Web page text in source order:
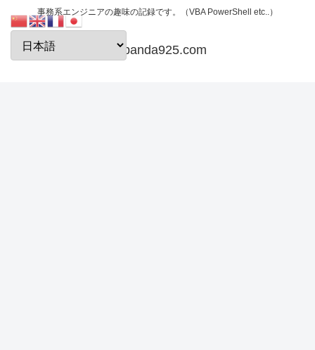
事務系エンジニアの趣味の記録です。（VBA PowerShell etc..）
papanda925.com